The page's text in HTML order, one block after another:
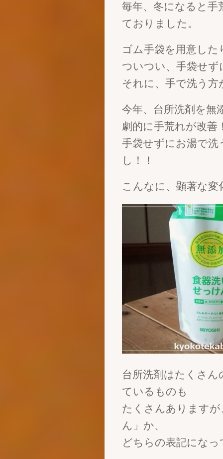
毎年、冬になると
ておりました。
ゴム手袋を用意し
ついつい、手袋せ
それに、手で洗う
今年、台所洗剤を無
劇的に手荒れが改善
手袋せずにお湯で
し！！
こんなに、顕著な
台所洗剤はたくさ
ているものも
たくさんあります
ん」か、
どちらの表記にな